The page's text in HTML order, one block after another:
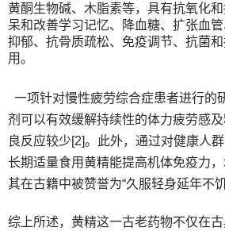
黄酮生物碱、木脂素等，具有抗氧化
呆和改善学习记忆、降血糖、扩张血
抑郁、抗骨质疏松、免疫调节、抗菌
用。
一项针对慢性疲劳综合症患者进行的
剂可以有效缓解持续性的体力疲劳感
良反应较少[2]。此外，通过对健康人
长期适量食用黄精能提高机体免疫力
其在古籍中被赞誉为“久服轻身延年不
综上所述，黄精这一古老药物不仅在